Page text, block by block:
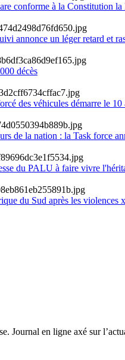
conforme à la Constitution la
annonce un léger retard et
décès
des véhicules démarre le 10
de la nation : la Task force
du PALU à faire vivre
du Sud après les violences
Journal en ligne axé sur